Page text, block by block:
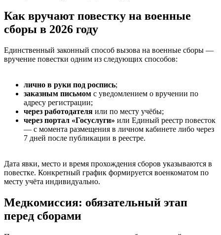
Как вручают повестку на военные
сборы в 2026 году
Единственный законный способ вызова на военные сборы —
вручение повестки одним из следующих способов:
лично в руки под роспись;
заказным письмом с уведомлением о вручении по
адресу регистрации;
через работодателя или по месту учёбы;
через портал «Госуслуги» или Единый реестр повесток
— с момента размещения в личном кабинете либо через
7 дней после публикации в реестре.
Дата явки, место и время прохождения сборов указываются в
повестке. Конкретный график формируется военкоматом по
месту учёта индивидуально.
Медкомиссия: обязательный этап
перед сборами